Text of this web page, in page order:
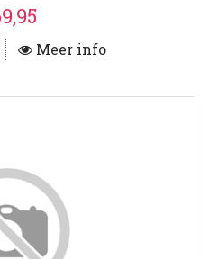
Meer info